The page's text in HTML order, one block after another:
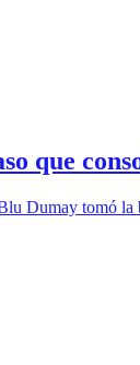
que
Dumay tomó